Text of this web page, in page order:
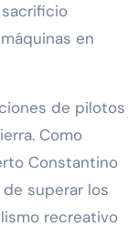
en
de pilotos
Como
Constantino
superar los
recreativo